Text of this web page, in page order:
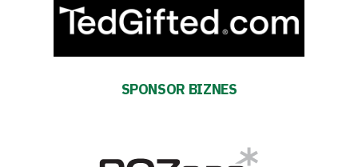
Biznes
Sklep
SPONSOR BIZNES